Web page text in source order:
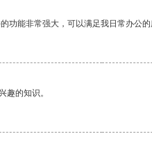
能非常强大，可以满足我日常办公
趣的知识。